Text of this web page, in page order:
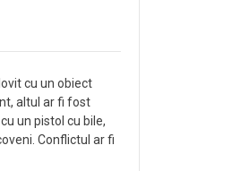
cu un obiect
altul ar fi fost
un pistol cu bile,
Conflictul ar fi